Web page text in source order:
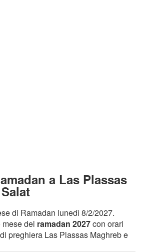
a Las Plassas
di Ramadan lunedì 8/2/2027.
del ramadan 2027con orari
preghiera Las Plassas Maghreb e